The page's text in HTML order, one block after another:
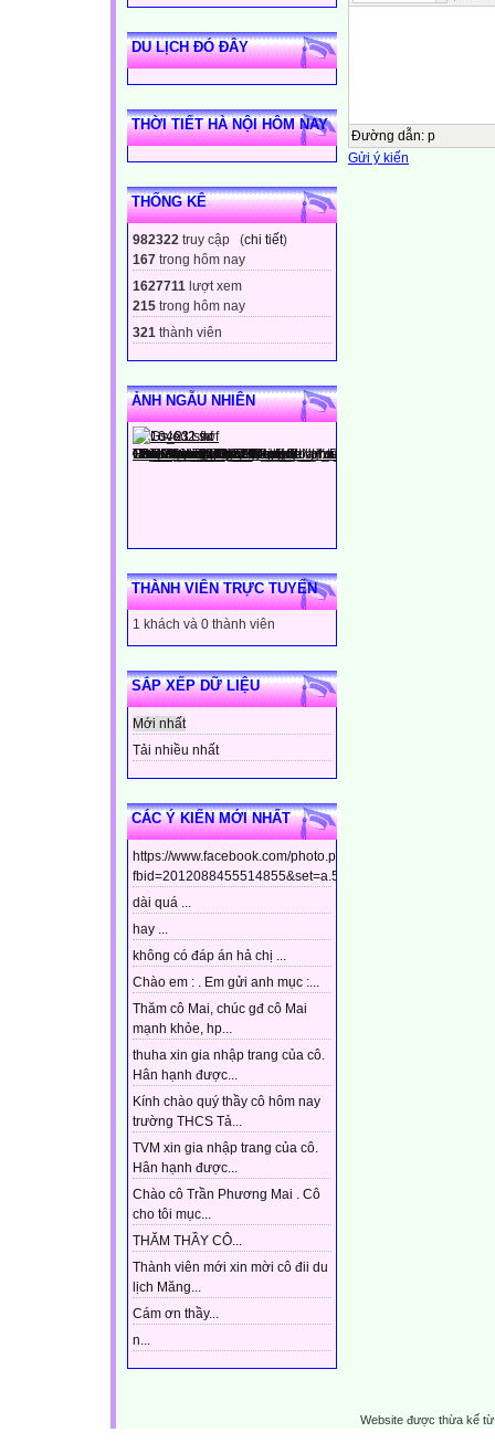
DU LỊCH ĐÓ ĐÂY
THỜI TIẾT HÀ NỘI HÔM NAY
THỐNG KÊ
982322 truy cập (chi tiết)
167 trong hôm nay
1627711 lượt xem
215 trong hôm nay
321 thành viên
ẢNH NGẪU NHIÊN
THÀNH VIÊN TRỰC TUYẾN
1 khách và 0 thành viên
SẮP XẾP DỮ LIỆU
Mới nhất
Tải nhiều nhất
CÁC Ý KIẾN MỚI NHẤT
https://www.facebook.com/photo.php?
dài quá ...
hay ...
không có đáp án hả chị ...
Chào em : . Em gửi anh mục :...
Thăm cô Mai, chúc gđ cô Mai
mạnh khỏe, hp...
thuha xin gia nhập trang của cô.
Hân hạnh được...
Kính chào quý thầy cô hôm nay
trường THCS Tả...
TVM xin gia nhập trang của cô.
Hân hạnh được...
Chào cô Trần Phương Mai . Cô
cho tôi mục...
THĂM THẦY CÔ...
Thành viên mới xin mời cô đii du
lịch Măng...
Cám ơn thầy...
n...
Đường dẫn: p
Gửi ý kiến
Website được thừa kế